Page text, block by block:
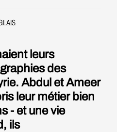
leurs
des
Abdul et Ameer
leur métier bien
- et une vie
ils